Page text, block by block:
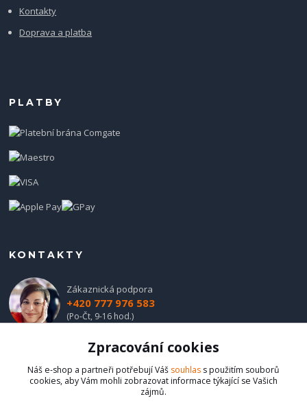
Kontakty
Doprava a platba
PLATBY
KONTAKTY
Zákaznická podpora
+420 777 976 583
(Po-Čt, 9-16 hod.)
obchod@hadladla.cz
Zpracování cookies
Náš e-shop a partneři potřebují Váš souhlas s použitím souborů
cookies, aby Vám mohli zobrazovat informace týkající se Vašich
zájmů.